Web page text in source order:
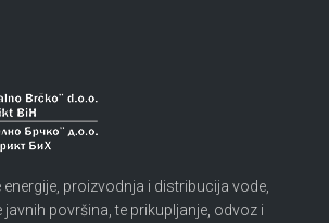
proizvodnja i distribucija vode,
javnih površina, te prikupljanje, odvoz i